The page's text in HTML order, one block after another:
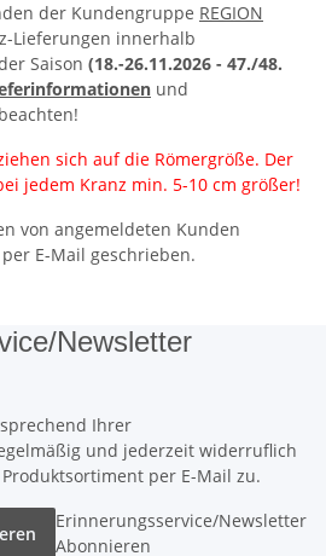
der Kundengruppe REGION
Lieferungen innerhalb
Saison (18.-26.11.2026 - 47./48.
und
beachten!
sich auf die Römergröße. Der
jedem Kranz min. 5-10 cm größer!
von angemeldeten Kunden
E-Mail geschrieben.
Newsletter
Ihrer
und jederzeit widerruflich
per E-Mail zu.
Erinnerungsservice/Newsletter
Abonnieren